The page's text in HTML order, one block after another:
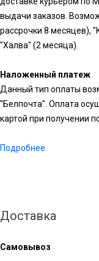
выдачи заказов.
рассрочки 8 месяцев),
"Халва" (2 месяца).
Наложенный платеж
Данный тип оплаты
"Белпочта". Оплата
картой при получении
Подробнее
Доставка
Самовывоз